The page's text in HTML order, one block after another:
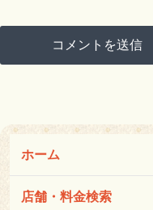
ホーム
店舗・料金検索